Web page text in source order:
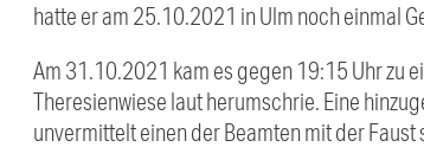
hatte er am 25.10.2021 in Ulm noch einmal
Am 31.10.2021 kam es gegen 19:15 Uhr zu
Theresienwiese laut herumschrie. Eine
unvermittelt einen der Beamten mit der